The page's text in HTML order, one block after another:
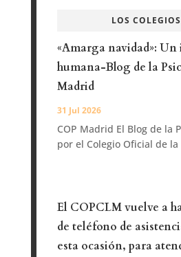
LOS
«Amarga navidad»:
humana-Blog de la
Madrid
31 Jul 2026
COP Madrid El Blog de la
por el Colegio Oficial de la
El COPCLM vuelve a
de teléfono de
esta ocasión, para